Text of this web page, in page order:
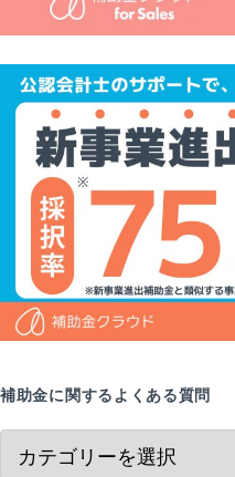
補助金に関するよくある質問